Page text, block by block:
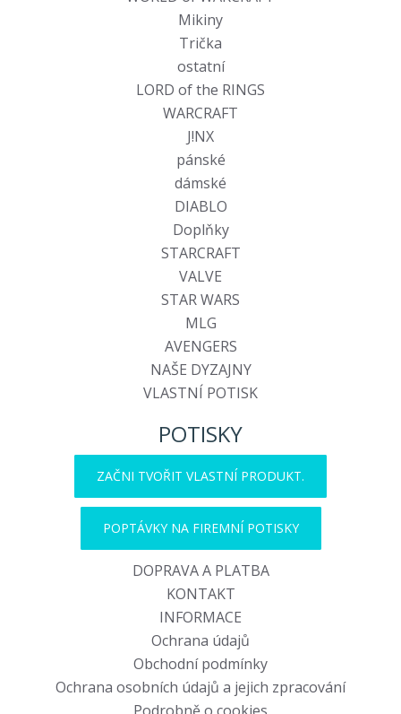
Mikiny
Trička
ostatní
LORD of the RINGS
WARCRAFT
J!NX
pánské
dámské
DIABLO
Doplňky
STARCRAFT
VALVE
STAR WARS
MLG
AVENGERS
NAŠE DYZAJNY
VLASTNÍ POTISK
POTISKY
ZAČNI TVOŘIT VLASTNÍ PRODUKT.
POPTÁVKY NA FIREMNÍ POTISKY
DOPRAVA A PLATBA
KONTAKT
INFORMACE
Ochrana údajů
Obchodní podmínky
Ochrana osobních údajů a jejich zpracování